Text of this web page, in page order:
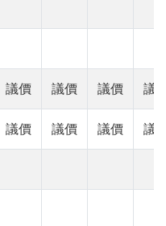
議價 議價 議價 議
議價 議價 議價 議